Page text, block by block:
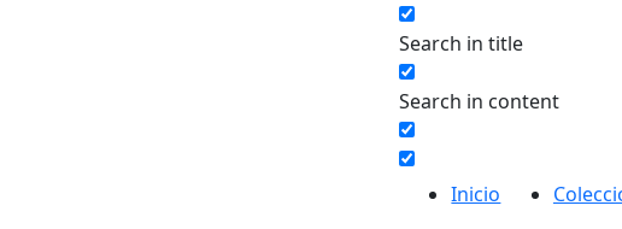
Search in title
Search in content
Inicio